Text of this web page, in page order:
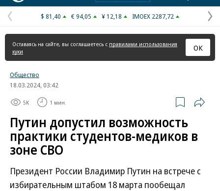
Предыдущая
страница
$ 81,40 € 94,05 ¥ 12,18 IMOEX 2287,72
Оставаясь на сайте, вы соглашаетесь с правилами использования
куки
ОК
Общество
18.03.2024, 03:42
5K 1 мин.
Путин допустил возможность
практики студентов-медиков в
зоне СВО
Президент России Владимир Путин на встрече с
избирательным штабом 18 марта пообещал